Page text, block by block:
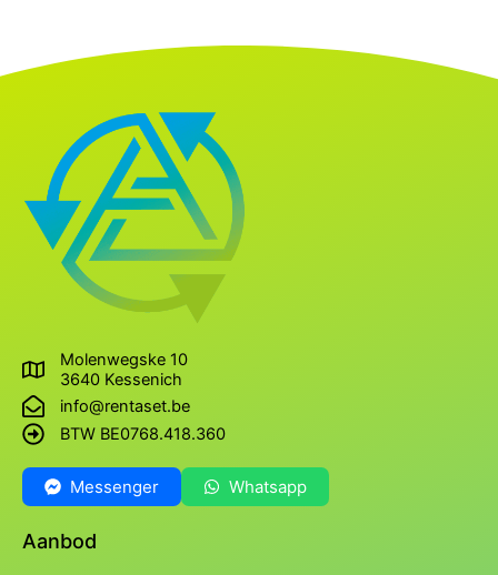
Molenwegske 10
3640 Kessenich
info@rentaset.be
BTW BE0768.418.360
Messenger Whatsapp
Aanbod